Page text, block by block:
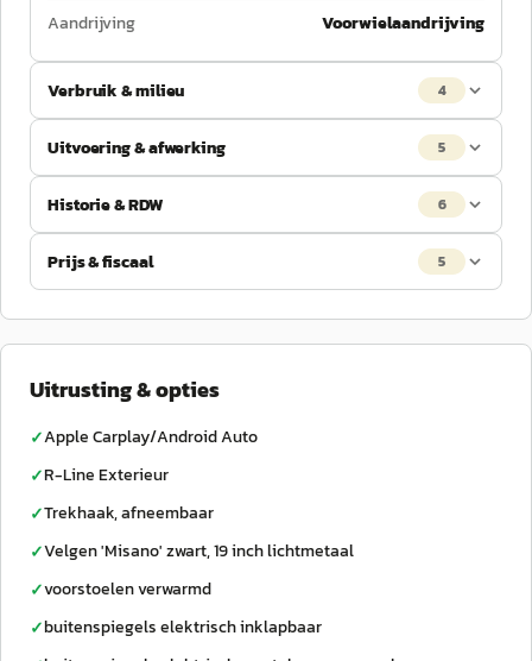
Aandrijving
Voorwielaandrijving
Verbruik & milieu 4
Uitvoering & afwerking 5
Historie & RDW 6
Prijs & fiscaal 5
Uitrusting & opties
✓Apple Carplay/Android Auto
✓R-Line Exterieur
✓Trekhaak, afneembaar
✓Velgen 'Misano' zwart, 19 inch lichtmetaal
✓voorstoelen verwarmd
✓buitenspiegels elektrisch inklapbaar